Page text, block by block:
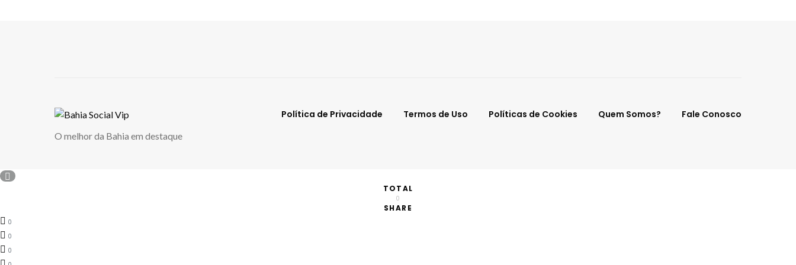
Política de Privacidade Termos de Uso Políticas de Cookies Quem Somos? Fale Conosco
O melhor da Bahia em destaque
TOTAL
0
SHARE
0
0
0